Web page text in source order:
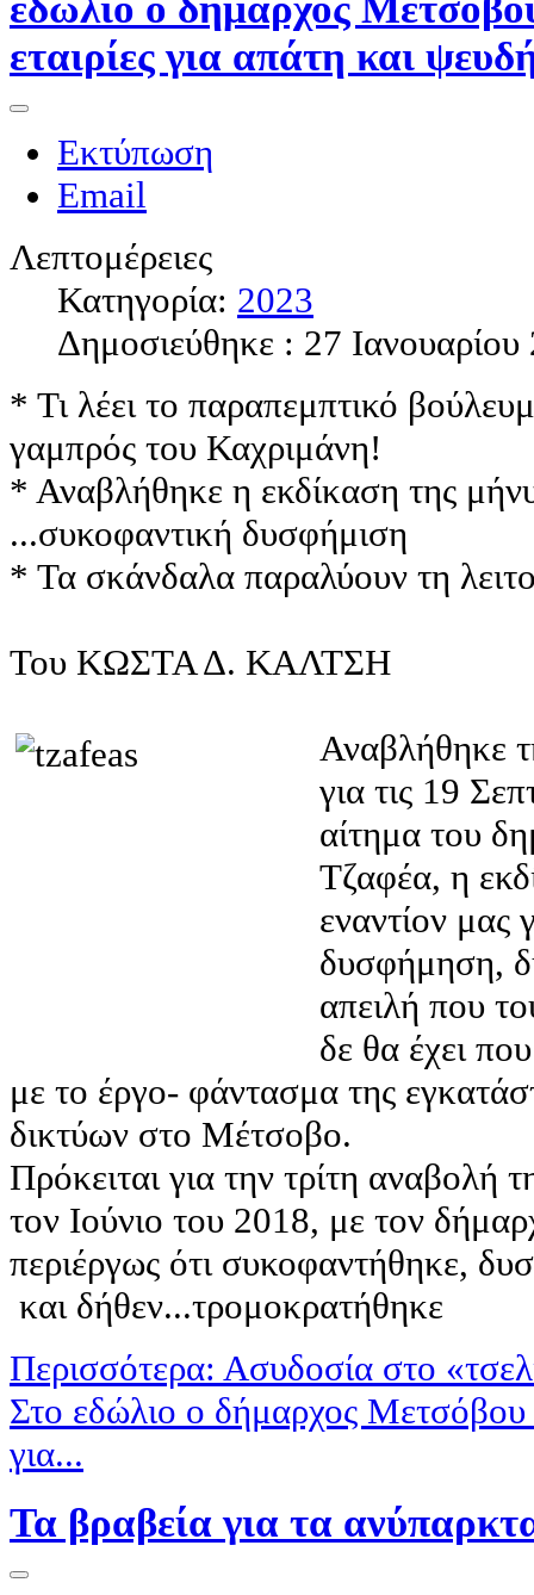
εταιρίες για απάτη και
Εκτύπωση
Email
Λεπτομέρειες
Κατηγορία: 2023
Δημοσιεύθηκε : 27 Ιανουαρίου
* Τι λέει το παραπεμπτικό
γαμπρός του Καχριμάνη!
* Αναβλήθηκε η εκδίκαση της
...συκοφαντική δυσφήμιση
* Τα σκάνδαλα παραλύουν τη
Του ΚΩΣΤΑ Δ. ΚΑΛΤΣΗ
Αναβλήθηκε
για τις 19
αίτημα του
Τζαφέα, η
εναντίον μας
δυσφήμηση,
απειλή που
δε θα έχει
με το έργο- φάντασμα της
δικτύων στο Μέτσοβο.
Πρόκειται για την τρίτη αναβολή
τον Ιούνιο του 2018, με τον
περιέργως ότι συκοφαντήθηκε,
και δήθεν...τρομοκρατήθηκε
Περισσότερα: Ασυδοσία στο
Στο εδώλιο ο δήμαρχος Μετσόβου
για...
Τα βραβεία για τα